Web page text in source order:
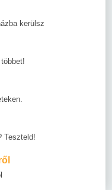
kerülsz
Teszteld!